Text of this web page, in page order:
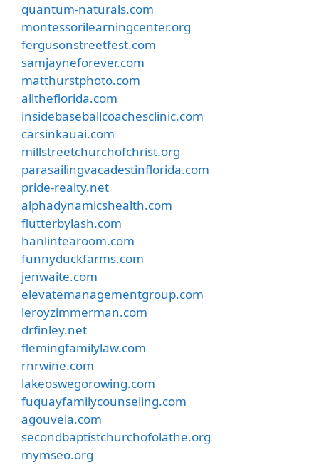
quantum-naturals.com
montessorilearningcenter.org
fergusonstreetfest.com
samjayneforever.com
matthurstphoto.com
alltheflorida.com
insidebaseballcoachesclinic.com
carsinkauai.com
millstreetchurchofchrist.org
parasailingvacadestinflorida.com
pride-realty.net
alphadynamicshealth.com
flutterbylash.com
hanlintearoom.com
funnyduckfarms.com
jenwaite.com
elevatemanagementgroup.com
leroyzimmerman.com
drfinley.net
flemingfamilylaw.com
rnrwine.com
lakeoswegorowing.com
fuquayfamilycounseling.com
agouveia.com
secondbaptistchurchofolathe.org
mymseo.org